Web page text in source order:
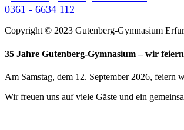
0361 - 6634 112
Copyright © 2023 Gutenberg-Gymnasium
35 Jahre Gutenberg-Gymnasium – wir
Am Samstag, dem 12. September 2026, feiern
Wir freuen uns auf viele Gäste und ein